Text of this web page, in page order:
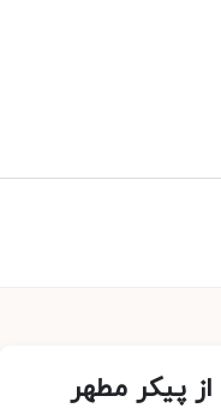
پیکر مطهر